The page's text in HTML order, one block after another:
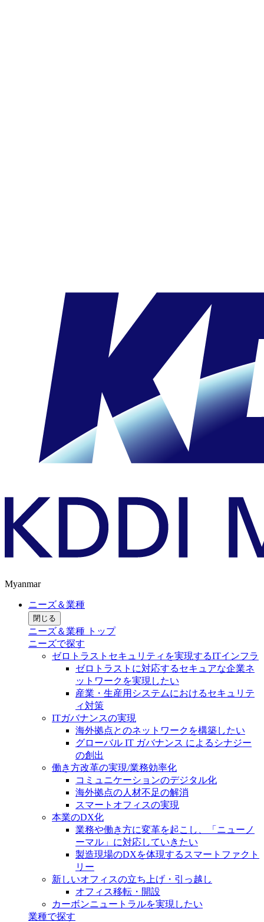
Myanmar
ニーズ＆業種
閉じる
ニーズ＆業種 トップ
ニーズで探す
ゼロトラストセキュリティを実現するITインフラ
ゼロトラストに対応するセキュアな企業ネ
ットワークを実現したい
産業・生産用システムにおけるセキュリテ
ィ対策
ITガバナンスの実現
海外拠点とのネットワークを構築したい
グローバル IT ガバナンス によるシナジー
の創出
働き方改革の実現/業務効率化
コミュニケーションのデジタル化
海外拠点の人材不足の解消
スマートオフィスの実現
本業のDX化
業務や働き方に変革を起こし、「ニューノ
ーマル」に対応していきたい
製造現場のDXを体現するスマートファクト
リー
新しいオフィスの立ち上げ・引っ越し
オフィス移転・開設
カーボンニュートラルを実現したい
業種で探す